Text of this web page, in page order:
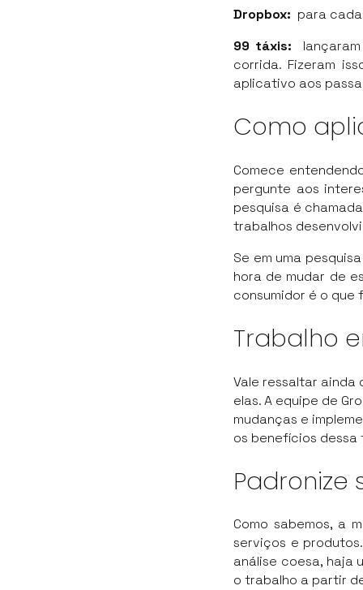
Dropbox: para
99 táxis:
corrida. Fizeram
aplicativo aos
Como
Comece
pergunte aos
pesquisa é
trabalhos
Se em uma
hora de mudar de
consumidor é o que
Trabalho
Vale ressaltar ainda
elas. A equipe de
mudanças e
os benefícios
Padronize
Como sabemos, a
serviços e
análise coesa, haja
o trabalho a partir